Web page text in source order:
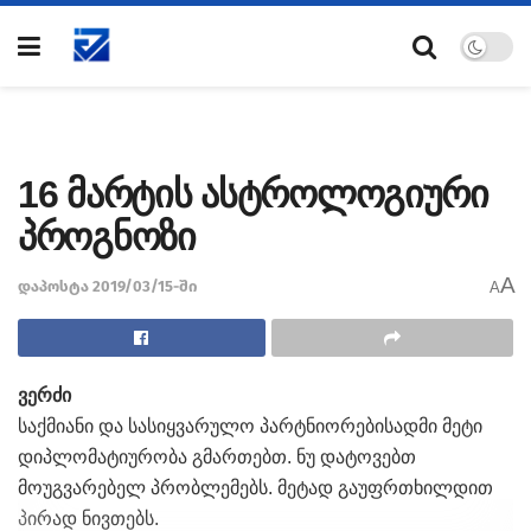
16 მარტის ასტროლოგიური
პროგნოზი
დაპოსტა 2019/03/15-ში AA
ვერძი
საქმიანი და სასიყვარულო პარტნიორებისადმი მეტი
დიპლომატიურობა გმართებთ. ნუ დატოვებთ
მოუგვარებელ პრობლემებს. მეტად გაუფრთხილდით
პირად ნივთებს.